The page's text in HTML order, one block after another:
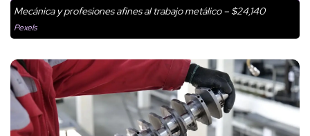
Mecánica y profesiones afines al trabajo metálico – $24,140
Pexels